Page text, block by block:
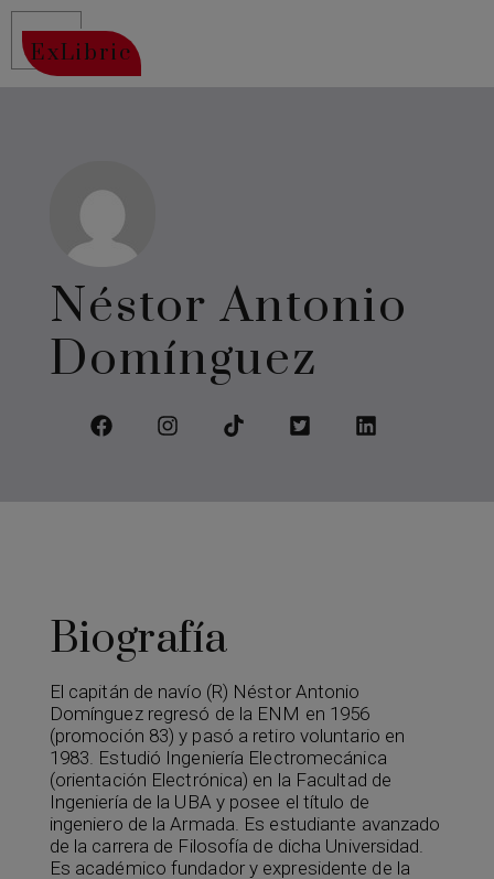
ExLibric
Néstor Antonio
Domínguez
Biografía
El capitán de navío (R) Néstor Antonio
Domínguez regresó de la ENM en 1956
(promoción 83) y pasó a retiro voluntario en
1983. Estudió Ingeniería Electromecánica
(orientación Electrónica) en la Facultad de
Ingeniería de la UBA y posee el título de
ingeniero de la Armada. Es estudiante avanzado
de la carrera de Filosofía de dicha Universidad.
Es académico fundador y expresidente de la